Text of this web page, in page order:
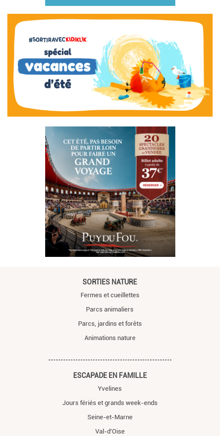
SORTIES NATURE
Fermes et cueillettes
Parcs animaliers
Parcs, jardins et forêts
Animations nature
ESCAPADE EN FAMILLE
Yvelines
Jours fériés et grands week-ends
Seine-et-Marne
Val-d'Oise